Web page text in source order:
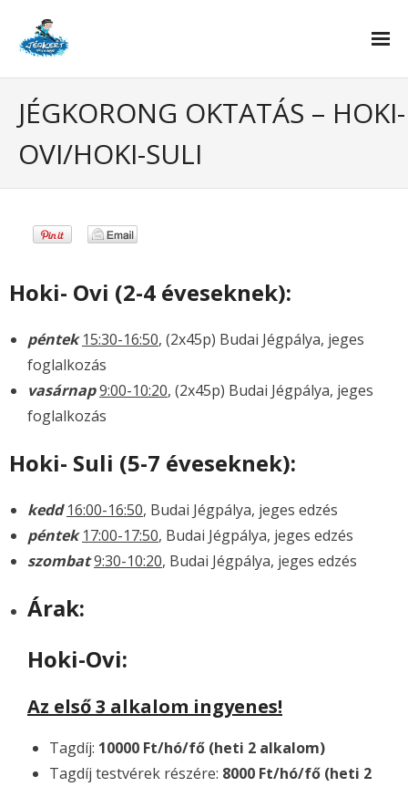
Tanfolyamok
- Pályarendszabályok
- Jótanácsok
- Kedvezmények
Szülinapi zsúr
Céges rendezvény
Képek
Élezés
Kapcsolat
JÉGKORONG OKTATÁS – HOKI-
OVI/HOKI-SULI
Hoki- Ovi (2-4 éveseknek):
péntek 15:30-16:50, (2x45p) Budai Jégpálya, jeges
foglalkozás
vasárnap9:00-10:20, (2x45p) Budai Jégpálya, jeges
foglalkozás
Hoki- Suli (5-7 éveseknek):
kedd 16:00-16:50, Budai Jégpálya, jeges edzés
péntek 17:00-17:50, Budai Jégpálya, jeges edzés
szombat9:30-10:20, Budai Jégpálya, jeges edzés
Árak:
Hoki-Ovi:
Az első 3 alkalom ingyenes!
Tagdíj: 10000 Ft/hó/fő (heti 2 alkalom)
Tagdíj testvérek részére: 8000 Ft/hó/fő (heti 2